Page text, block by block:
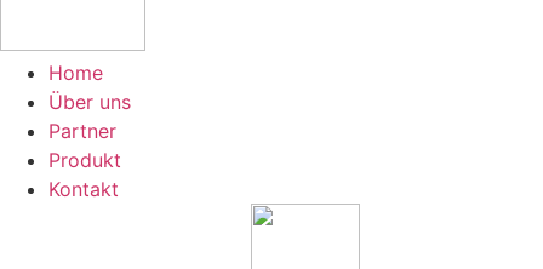
Home
Über uns
Partner
Produkt
Kontakt